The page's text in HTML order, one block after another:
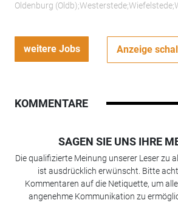
Oldenburg
weitere Jobs Anzeige
KOMMENTARE
SAGEN SIE UNS IHRE
Die qualifizierte Meinung unserer Leser zu
ist ausdrücklich erwünscht. Bitte
Kommentaren auf die Netiquette, um
angenehme Kommunikation zu